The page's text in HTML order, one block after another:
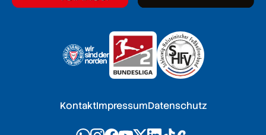
KontaktImpressumDatenschutz